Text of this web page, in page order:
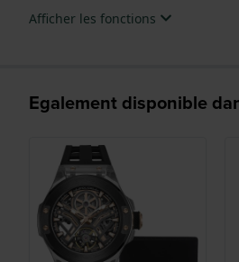
Afficher les fonctions
Egalement disponible